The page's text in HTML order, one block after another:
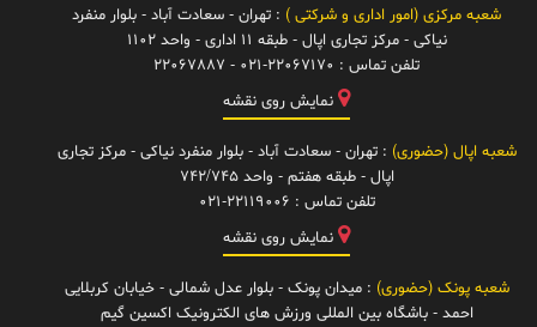
شعبه مرکزی (امور اداری و شرکتی ) : تهران - سعادت آباد - بلوار منفرد
نیاکی - مرکز تجاری اپال - طبقه 11 اداری - واحد 1102
تلفن تماس : 021-22067170 - 22067887
نمایش روی نقشه
شعبه اپال (حضوری) : تهران - سعادت آباد - بلوار منفرد نیاکی - مرکز تجاری
اپال - طبقه هفتم - واحد 742/745
تلفن تماس : 021-22119006
نمایش روی نقشه
شعبه پونک (حضوری) : میدان پونک - بلوار عدل شمالی - خیابان کربلایی
احمد - باشگاه بین المللی ورزش های الکترونیک اکسین گیم